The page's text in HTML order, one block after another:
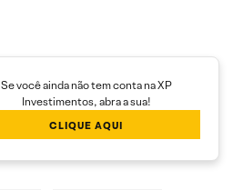
Se você ainda não tem conta na XP
Investimentos, abra a sua!
CLIQUE AQUI